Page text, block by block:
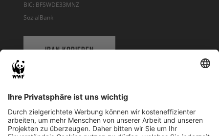
BIC: BFSWDE33MNZ
SozialBank
IBAN KOPIEREN
WWF Deutschland